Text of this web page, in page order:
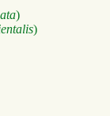
)
)